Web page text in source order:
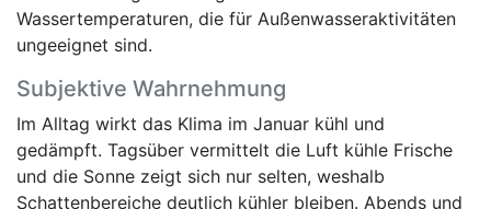
Wassertemperaturen, die für Außenwasseraktivitäten
ungeeignet sind.
Subjektive Wahrnehmung
Im Alltag wirkt das Klima im Januar kühl und
gedämpft. Tagsüber vermittelt die Luft kühle Frische
und die Sonne zeigt sich nur selten, weshalb
Schattenbereiche deutlich kühler bleiben. Abends und